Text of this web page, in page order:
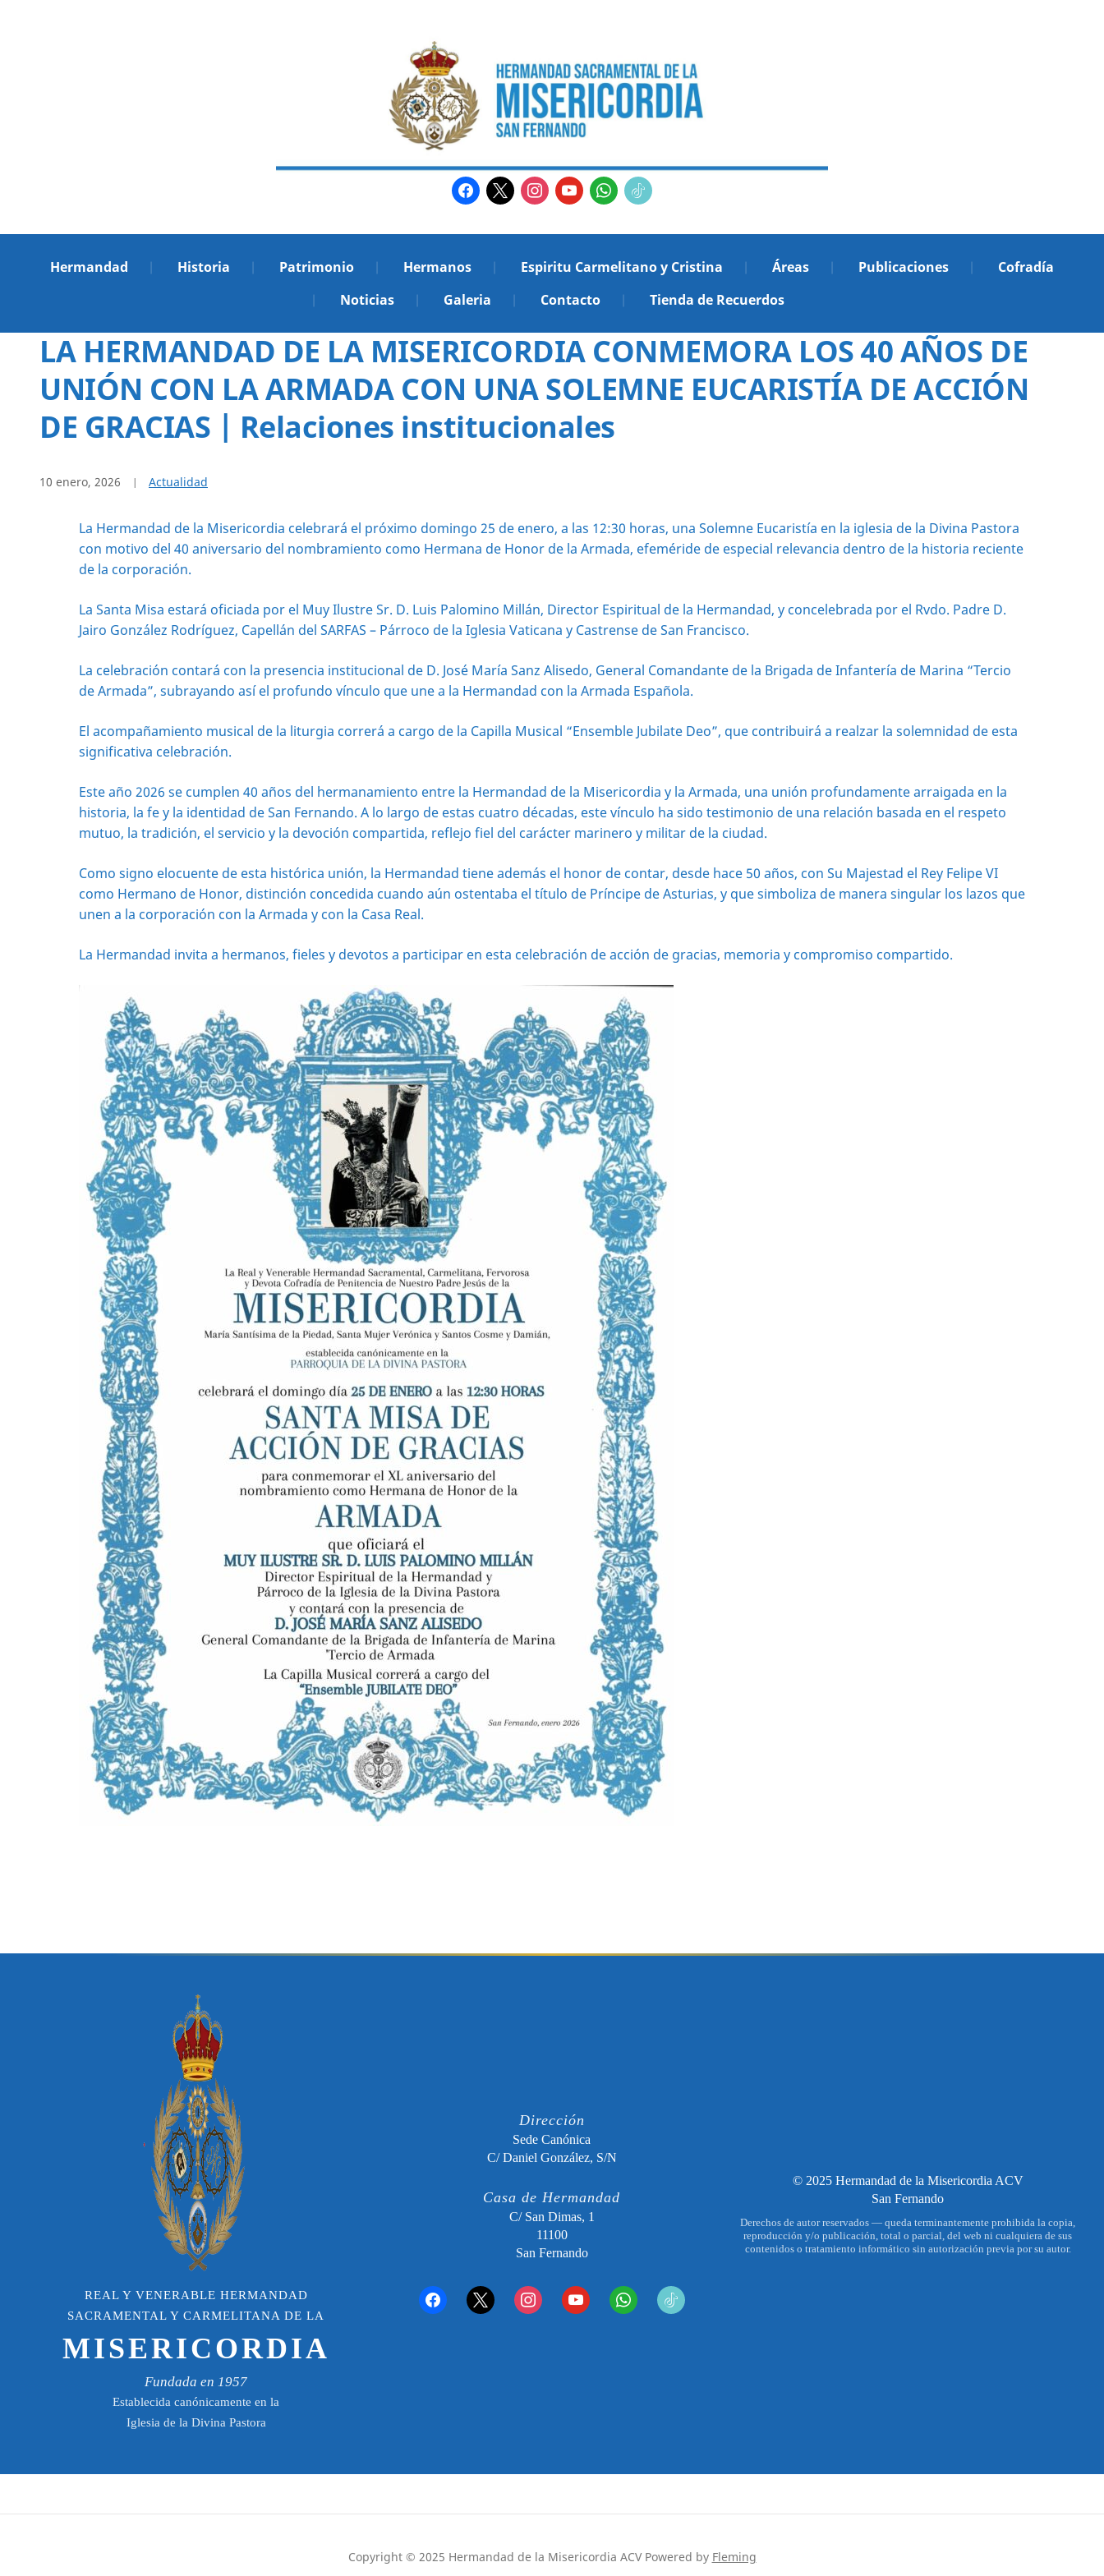
facebook
x instagram
youtubewhatsapp
tiktok2
Hermandad Historia Patrimonio Hermanos Espiritu Carmelitano y Cristina Áreas Publicaciones
Cofradía
Noticias
Galeria Contacto Tienda de Recuerdos
LA HERMANDAD DE LA MISERICORDIA CONMEMORA LOS 40 AÑOS DE
UNIÓN CON LA ARMADA CON UNA SOLEMNE EUCARISTÍA DE ACCIÓN
DE GRACIAS | Relaciones institucionales
10 enero, 2026 Actualidad
La Hermandad de la Misericordia celebrará el próximo domingo 25 de enero, a las 12:30 horas, una Solemne Eucaristía en la iglesia de la Divina Pastora
con motivo del 40 aniversario del nombramiento como Hermana de Honor de la Armada, efeméride de especial relevancia dentro de la historia reciente
de la corporación.
La Santa Misa estará oficiada por el Muy Ilustre Sr. D. Luis Palomino Millán, Director Espiritual de la Hermandad, y concelebrada por el Rvdo. Padre D.
Jairo González Rodríguez, Capellán del SARFAS – Párroco de la Iglesia Vaticana y Castrense de San Francisco.
La celebración contará con la presencia institucional de D. José María Sanz Alisedo, General Comandante de la Brigada de Infantería de Marina “Tercio
de Armada”, subrayando así el profundo vínculo que une a la Hermandad con la Armada Española.
El acompañamiento musical de la liturgia correrá a cargo de la Capilla Musical “Ensemble Jubilate Deo”, que contribuirá a realzar la solemnidad de esta
significativa celebración.
Este año 2026 se cumplen 40 años del hermanamiento entre la Hermandad de la Misericordia y la Armada, una unión profundamente arraigada en la
historia, la fe y la identidad de San Fernando. A lo largo de estas cuatro décadas, este vínculo ha sido testimonio de una relación basada en el respeto
mutuo, la tradición, el servicio y la devoción compartida, reflejo fiel del carácter marinero y militar de la ciudad.
Como signo elocuente de esta histórica unión, la Hermandad tiene además el honor de contar, desde hace 50 años, con Su Majestad el Rey Felipe VI
como Hermano de Honor, distinción concedida cuando aún ostentaba el título de Príncipe de Asturias, y que simboliza de manera singular los lazos que
unen a la corporación con la Armada y con la Casa Real.
La Hermandad invita a hermanos, fieles y devotos a participar en esta celebración de acción de gracias, memoria y compromiso compartido.
REAL Y VENERABLE HERMANDAD
SACRAMENTAL Y CARMELITANA DE LA
MISERICORDIA
Fundada en 1957
Establecida canónicamente en la
Iglesia de la Divina Pastora
Dirección
Sede Canónica
C/ Daniel González, S/N
Casa de Hermandad
C/ San Dimas, 1
11100
San Fernando
facebook x instagramyoutube whatsapp tiktok2
© 2025 Hermandad de la Misericordia ACV
San Fernando
Derechos de autor reservados — queda terminantemente prohibida la copia,
reproducción y/o publicación, total o parcial, del web ni cualquiera de sus
contenidos o tratamiento informático sin autorización previa por su autor.
Copyright © 2025 Hermandad de la Misericordia ACV Powered by Fleming